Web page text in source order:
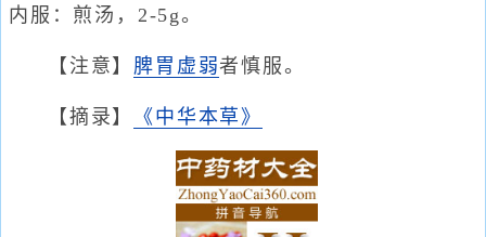
内服：煎汤，2-5g。
【注意】 脾胃虚弱者慎服。
【摘录】 《中华本草》